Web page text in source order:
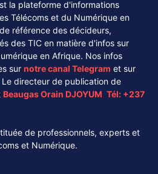
la plateforme d'informations
Télécoms et du Numérique en
référence des décideurs,
des TIC en matière d'infos sur
en Afrique. Nos infos
sur notre canal Telegram et sur
Le directeur de publication de
Beaugas Orain DJOYUM. Tél: +237
de professionnels, experts et
et Numérique.